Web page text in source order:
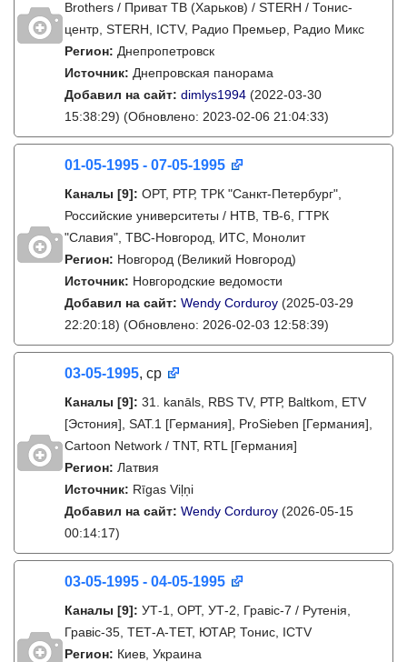
Brothers / Приват ТВ (Харьков) / STERH / Тонис-
центр, STERH, ICTV, Радио Премьер, Радио Микс
Регион: Днепропетровск
Источник: Днепровская панорама
Добавил на сайт: dimlys1994 (2022-03-30
15:38:29) (Обновлено: 2023-02-06 21:04:33)
01-05-1995 - 07-05-1995
Каналы [9]: ОРТ, РТР, ТРК "Санкт-Петербург",
Российские университеты / НТВ, ТВ-6, ГТРК
"Славия", ТВС-Новгород, ИТС, Монолит
Регион: Новгород (Великий Новгород)
Источник: Новгородские ведомости
Добавил на сайт: Wendy Corduroy (2025-03-29
22:20:18) (Обновлено: 2026-02-03 12:58:39)
03-05-1995, ср
Каналы [9]: 31. kanāls, RBS TV, РТР, Baltkom, ETV
[Эстония], SAT.1 [Германия], ProSieben [Германия],
Cartoon Network / TNT, RTL [Германия]
Регион: Латвия
Источник: Rīgas Viļņi
Добавил на сайт: Wendy Corduroy (2026-05-15
00:14:17)
03-05-1995 - 04-05-1995
Каналы [9]: УТ-1, ОРТ, УТ-2, Гравіс-7 / Рутенія,
Гравіс-35, ТЕТ-А-ТЕТ, ЮТАР, Тонис, ICTV
Регион: Киев, Украина